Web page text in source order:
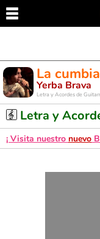
La
Yerba Brava
Letra y Acordes de
Letra y
¡ Visita nuestro nuevo